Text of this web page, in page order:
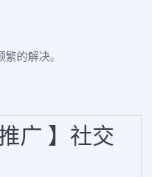
的解决。
广 】社交